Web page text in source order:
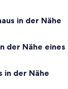
in der Nähe
der Nähe eines
in der Nähe